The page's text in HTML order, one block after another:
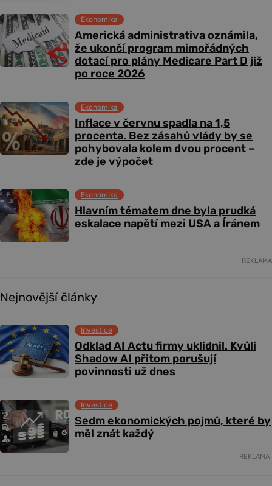
Americká administrativa oznámila,
že ukončí program mimořádných
dotací pro plány Medicare Part D již
po roce 2026
Ekonomika
Inflace v červnu spadla na 1,5
procenta. Bez zásahů vlády by se
pohybovala kolem dvou procent –
zde je výpočet
Ekonomika
Hlavním tématem dne byla prudká
eskalace napětí mezi USA a Íránem
Ekonomika
REKLAMA
Nejnovější články
Odklad AI Actu firmy uklidnil. Kvůli
Shadow AI přitom porušují
povinnosti už dnes
Investice
Sedm ekonomických pojmů, které by
měl znát každý
Investice
REKLAMA